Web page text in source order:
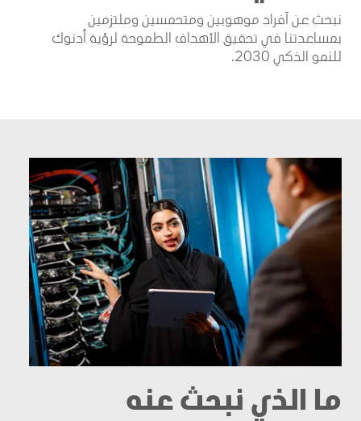
نبحث عن أفراد موهوبين ومتحمسين وملتزمين
بمساعدتنا في تحقيق الأهداف الطموحة لرؤية أدنوك
للنمو الذكي 2030.
ما الذي نبحث عنه